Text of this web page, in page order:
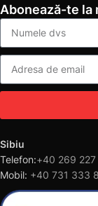
Abonează-te
Sibiu
Telefon:+40 269 227
Mobil: +40 731 333